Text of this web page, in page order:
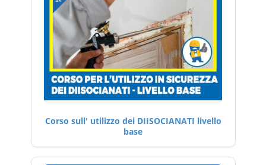
Corso sull' utilizzo dei DIISOCIANATI livello
base